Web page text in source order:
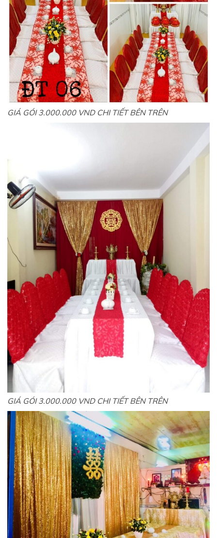
GIÁ GÓI 3.000.000 VND CHI TIẾT BÊN TRÊN
GIÁ GÓI 3.000.000 VND CHI TIẾT BÊN TRÊN